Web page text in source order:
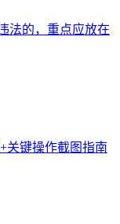
法的，重点应放在
关键操作截图指南